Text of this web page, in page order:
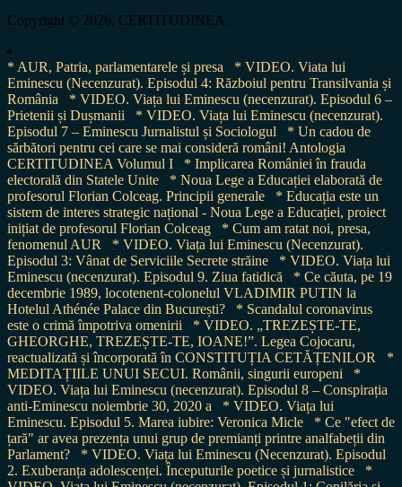
Copyright © 2026, CERTITUDINEA.
* AUR, Patria, parlamentarele și presa
* VIDEO. Viata lui
Eminescu (Necenzurat). Episodul 4: Războiul pentru Transilvania și
România
* VIDEO. Viața lui Eminescu (necenzurat). Episodul 6 –
Prietenii și Dușmanii
* VIDEO. Viața lui Eminescu (necenzurat).
Episodul 7 – Eminescu Jurnalistul și Sociologul
* Un cadou de
sărbători pentru cei care se mai consideră români! Antologia
CERTITUDINEA Volumul I
* Implicarea României în frauda
electorală din Statele Unite
* Noua Lege a Educației elaborată de
profesorul Florian Colceag. Principii generale
* Educația este un
sistem de interes strategic național - Noua Lege a Educației, proiect
inițiat de profesorul Florian Colceag
* Cum am ratat noi, presa,
fenomenul AUR
* VIDEO. Viața lui Eminescu (Necenzurat).
Episodul 3: Vânat de Serviciile Secrete străine
* VIDEO. Viața lui
Eminescu (necenzurat). Episodul 9. Ziua fatidică
* Ce căuta, pe 19
decembrie 1989, locotenent-colonelul VLADIMIR PUTIN la
Hotelul Athénée Palace din București?
* Scandalul coronavirus
este o crimă împotriva omenirii
* VIDEO. „TREZEȘTE-TE,
GHEORGHE, TREZEȘTE-TE, IOANE!”. Legea Cojocaru,
reactualizată și încorporată în CONSTITUȚIA CETĂȚENILOR
*
MEDITAȚIILE UNUI SECUI. Românii, singurii europeni
*
VIDEO. Viața lui Eminescu (necenzurat). Episodul 8 – Conspirația
anti-Eminescu noiembrie 30, 2020 a
* VIDEO. Viața lui
Eminescu. Episodul 5. Marea iubire: Veronica Micle
* Ce "efect de
țară" ar avea prezența unui grup de premianți printre analfabeții din
Parlament?
* VIDEO. Viața lui Eminescu (Necenzurat). Episodul
2. Exuberanța adolescenței. Începuturile poetice și jurnalistice
*